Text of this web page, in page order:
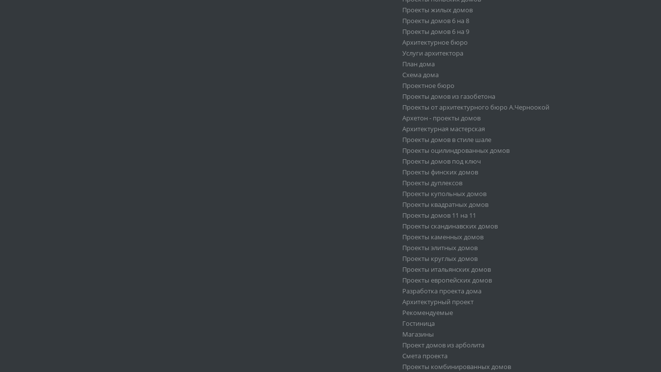
Проекты жилых домов
Проекты домов 6 на 8
Проекты домов 6 на 9
Архитектурное бюро
Услуги архитектора
План дома
Схема дома
Проектное бюро
Проекты домов из газобетона
Проекты от архитектурного бюро А.Черноокой
Архетон - проекты домов
Архитектурная мастерская
Проекты домов в стиле шале
Проекты оцилиндрованных домов
Проекты домов под ключ
Проекты финских домов
Проекты дуплексов
Проекты купольных домов
Проекты квадратных домов
Проекты домов 11 на 11
Проекты скандинавских домов
Проекты каменных домов
Проекты элитных домов
Проекты круглых домов
Проекты итальянских домов
Проекты европейских домов
Разработка проекта дома
Архитектурный проект
Рекомендуемые
Гостиница
Магазины
Проект домов из арболита
Смета проекта
Проекты комбинированных домов